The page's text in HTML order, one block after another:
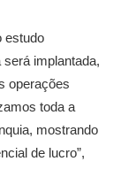
estudo
implantada,
operações
toda a
mostrando
de lucro”,